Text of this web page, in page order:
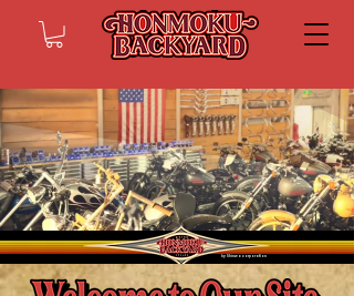
by Shinwa corporation